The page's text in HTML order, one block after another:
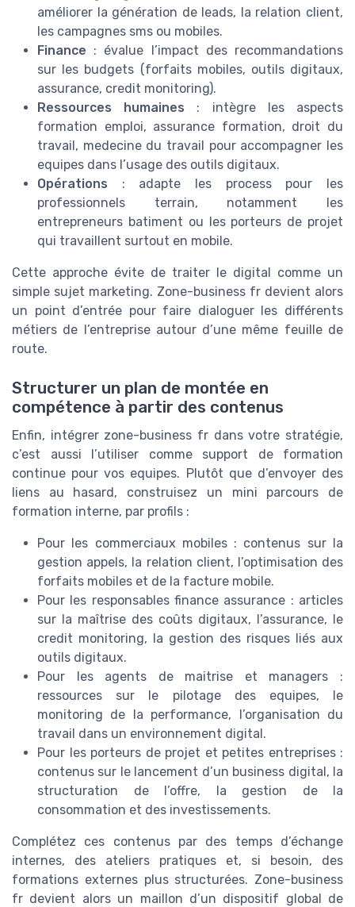
améliorer la génération de leads, la relation client,
les campagnes sms ou mobiles.
Finance : évalue l’impact des recommandations
sur les budgets (forfaits mobiles, outils digitaux,
assurance, credit monitoring).
Ressources humaines : intègre les aspects
formation emploi, assurance formation, droit du
travail, medecine du travail pour accompagner les
equipes dans l’usage des outils digitaux.
Opérations : adapte les process pour les
professionnels terrain, notamment les
entrepreneurs batiment ou les porteurs de projet
qui travaillent surtout en mobile.
Cette approche évite de traiter le digital comme un
simple sujet marketing. Zone-business fr devient alors
un point d’entrée pour faire dialoguer les différents
métiers de l’entreprise autour d’une même feuille de
route.
Structurer un plan de montée en
compétence à partir des contenus
Enfin, intégrer zone-business fr dans votre stratégie,
c’est aussi l’utiliser comme support de formation
continue pour vos equipes. Plutôt que d’envoyer des
liens au hasard, construisez un mini parcours de
formation interne, par profils :
Pour les commerciaux mobiles : contenus sur la
gestion appels, la relation client, l’optimisation des
forfaits mobiles et de la facture mobile.
Pour les responsables finance assurance : articles
sur la maîtrise des coûts digitaux, l’assurance, le
credit monitoring, la gestion des risques liés aux
outils digitaux.
Pour les agents de maitrise et managers :
ressources sur le pilotage des equipes, le
monitoring de la performance, l’organisation du
travail dans un environnement digital.
Pour les porteurs de projet et petites entreprises :
contenus sur le lancement d’un business digital, la
structuration de l’offre, la gestion de la
consommation et des investissements.
Complétez ces contenus par des temps d’échange
internes, des ateliers pratiques et, si besoin, des
formations externes plus structurées. Zone-business
fr devient alors un maillon d’un dispositif global de